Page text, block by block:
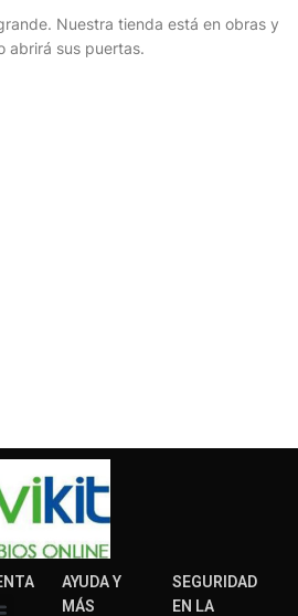
Nuestra tienda está en obras y
abrirá sus puertas.
AYUDA Y
MÁS
SEGURIDAD
EN LA